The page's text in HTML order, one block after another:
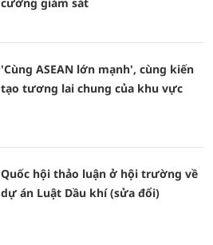
'Cùng ASEAN lớn mạnh', cùng kiến
tạo tương lai chung của khu vực
Quốc hội thảo luận ở hội trường về
dự án Luật Dầu khí (sửa đổi)